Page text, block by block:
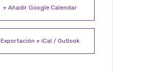
+ Añadir Google Calendar
Exportación + iCal / Outlook